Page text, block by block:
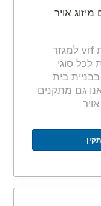
אויר
חברתינו מתמחה בהתקנת יחידות vrf למגזר
לכל סוגי
בית
גם מתקנים